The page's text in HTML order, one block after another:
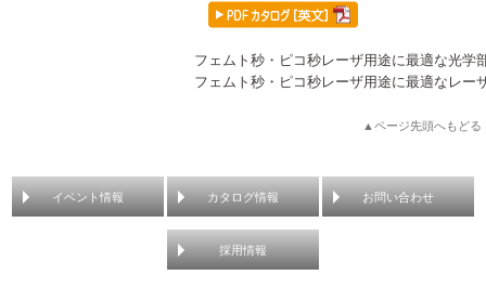
フェムト秒・ピコ秒レーザ用途に最適な光
フェムト秒・ピコ秒レーザ用途に最適なレ
▲ページ先頭へもどる
イベント情報 カタログ情報 お問い合わせ
採用情報